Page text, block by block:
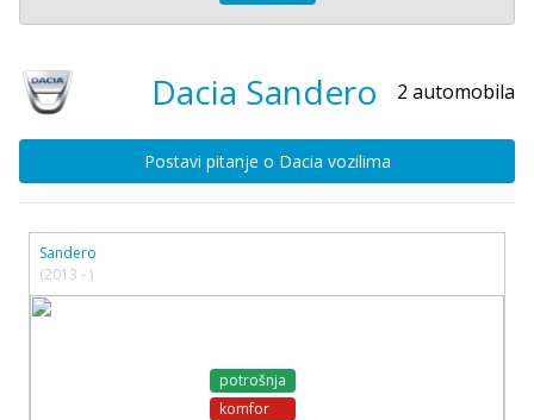
Dacia Sandero 2 automobila
Postavi pitanje o Dacia vozilima
Sandero
(2013 - )
potrošnja
komfor